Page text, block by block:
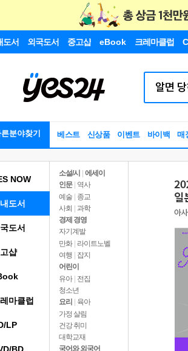
도서 외국도서 중고샵 eBook 크레마클럽
분야찾기 베스트 신상품 이벤트 바이백 매
NOW
도서
소설/시
에세이
인문
역사
예술 | 종교
사회 | 과학
경제 경영
자기계발
만화 | 라이트노벨
여행
잡지
어린이
유아 | 전집
청소년
요리
육아
가정 살림
건강 취미
대학교재
국어와 외국어
도서
샵
마클럽
LP